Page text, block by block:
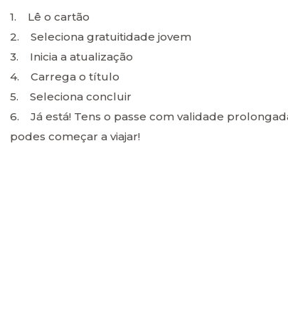
1. Lê o cartão
2. Seleciona gratuitidade jovem
3. Inicia a atualização
4. Carrega o título
5. Seleciona concluir
6. Já está! Tens o passe com validade
podes começar a viajar!